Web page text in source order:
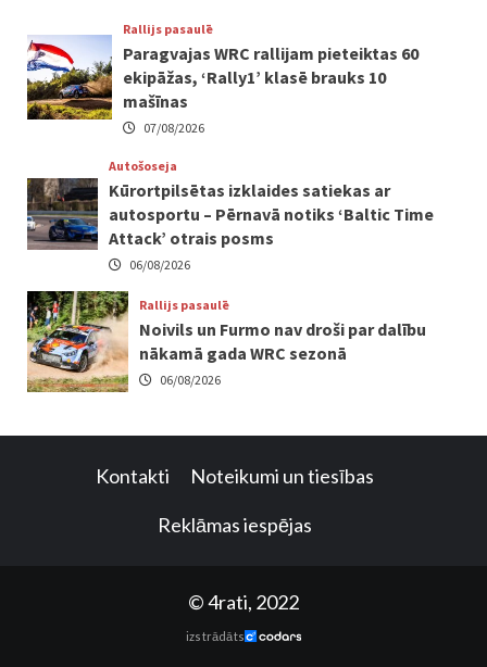
Rallijs pasaulē
Paragvajas WRC rallijam pieteiktas 60
ekipāžas, ‘Rally1’ klasē brauks 10
mašīnas
07/08/2026
Autošoseja
Kūrortpilsētas izklaides satiekas ar
autosportu – Pērnavā notiks ‘Baltic Time
Attack’ otrais posms
06/08/2026
Rallijs pasaulē
Noivils un Furmo nav droši par dalību
nākamā gada WRC sezonā
06/08/2026
Kontakti Noteikumi un tiesības
Reklāmas iespējas
© 4rati, 2022
izstrādāts